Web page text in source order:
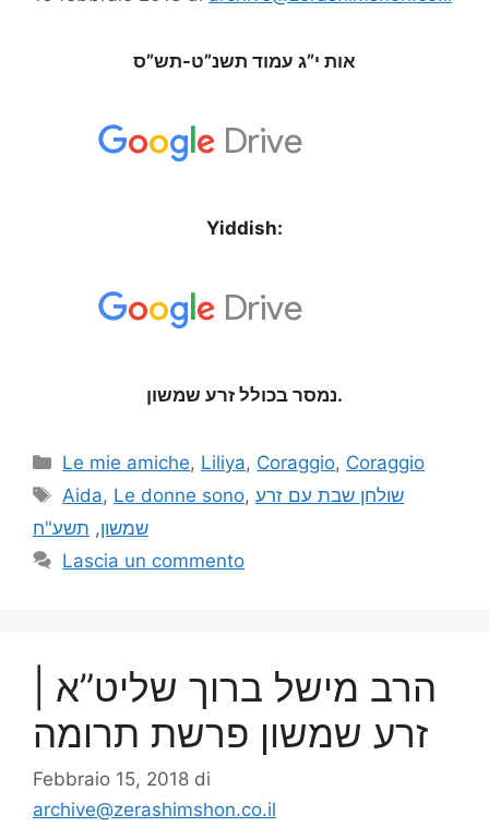
אות י”ג עמוד תשנ”ט-תש”ס
Yiddish:
נמסר בכולל זרע שמשון.
Le mie amiche, Liliya, Coraggio, Coraggio
Aida, Le donne sono,שולחן שבת עם זרע
שמשון, תשע"ח
Lascia un commento
הרב מישל ברוך שליט”א |
זרע שמשון פרשת תרומה
Febbraio 15, 2018 di
archive@zerashimshon.co.il